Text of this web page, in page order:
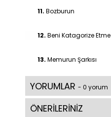
11. Bozburun
12. Beni Katagorize Etme
13. Memurun Şarkısı
YORUMLAR - 0 yorum
ÖNERİLERİNİZ